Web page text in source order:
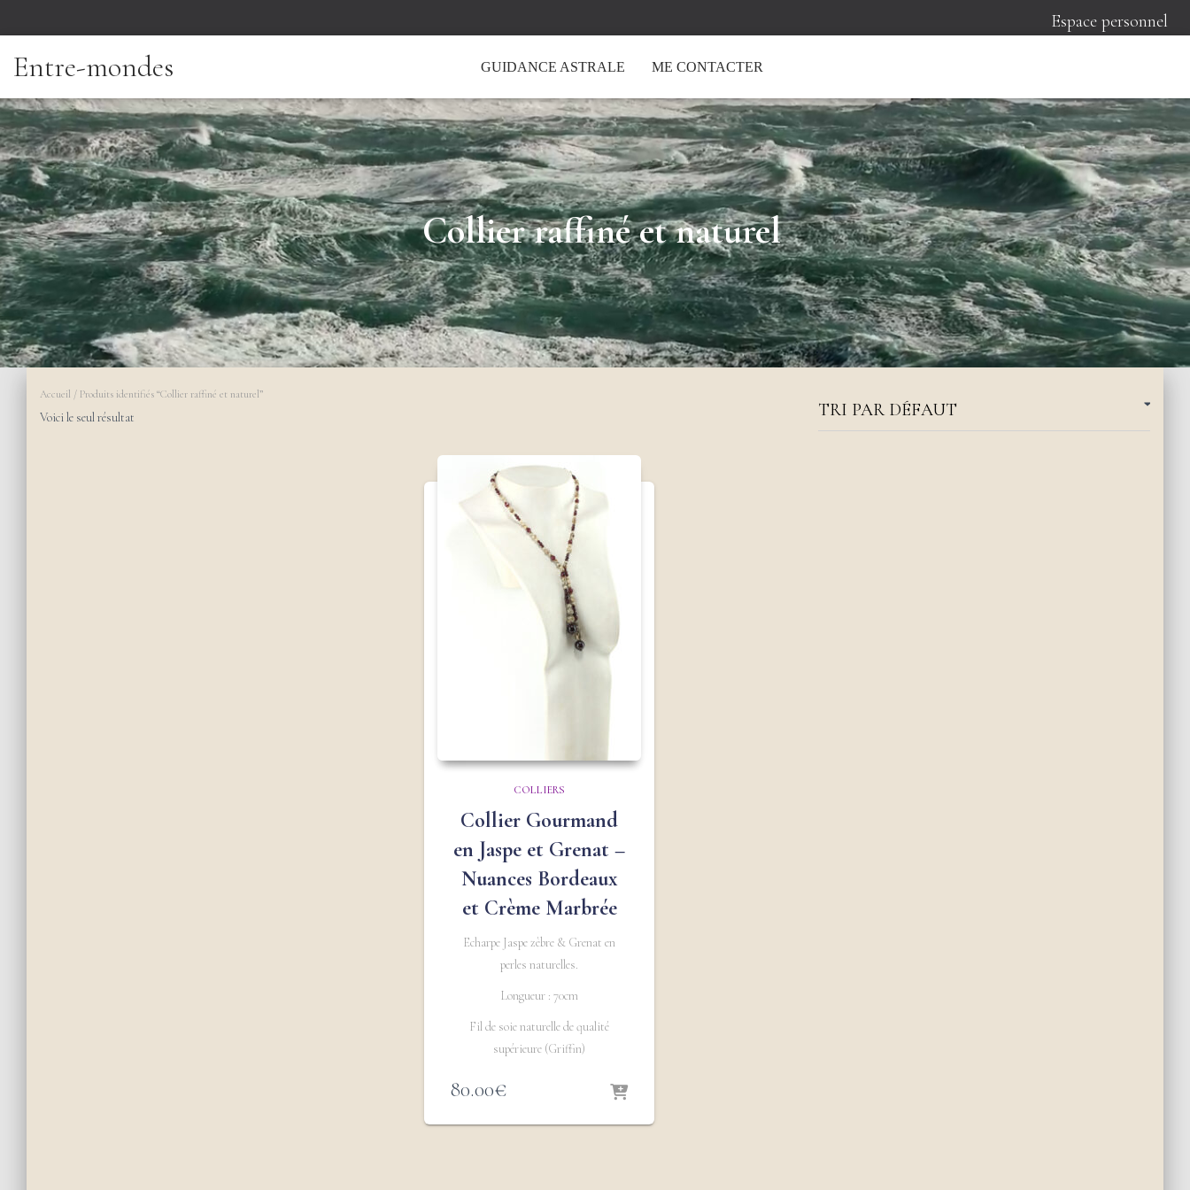
Espace personnel
Entre-mondes GUIDANCE ASTRALE ME CONTACTER
Collier raffiné et naturel
Accueil / Produits identifiés “Collier raffiné et naturel”
Voici le seul résultat
COLLIERS
Collier Gourmand
en Jaspe et Grenat –
Nuances Bordeaux
et Crème Marbrée
Echarpe Jaspe zèbre & Grenat en
perles naturelles.
Longueur : 70cm
Fil de soie naturelle de qualité
supérieure (Griffin)
80.00€